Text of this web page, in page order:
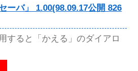
ーバ」 1.00(98.09.17公開 826
すると「かえる」のダイアロ